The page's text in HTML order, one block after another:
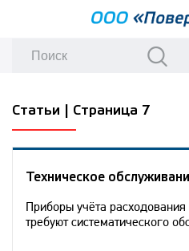
Статьи | Страница 7
Техническое
Приборы учёта
требуют систематического